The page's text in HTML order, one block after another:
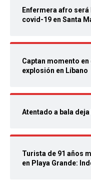
Enfermera afro
covid-19 en Santa
Captan momento
explosión en Líbano
Atentado a bala
Turista de 91 años
en Playa Grande: